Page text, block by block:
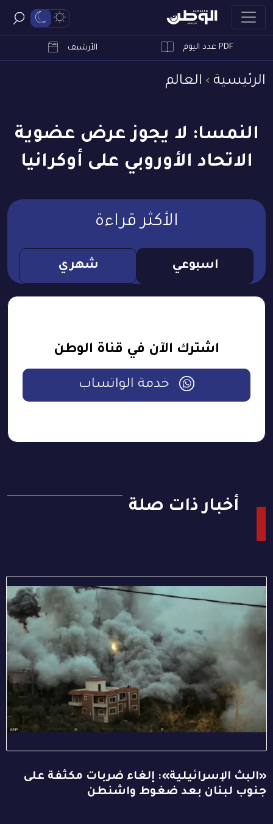
PDF عدد اليوم الأرشيف
الرئيسية العالم
النمسا: لا يجوز عرض عضوية
الاتحاد الأوروبي على أوكرانيا
الأكثر قراءة
اسبوعي شهري
اشترك الآن في قناة الوطن
خدمة الواتساب
أخبار ذات صلة
«البث الإسرائيلية»: إلغاء ضربات مكثفة على
جنوب لبنان بعد ضغوط واشنطن